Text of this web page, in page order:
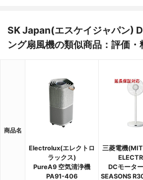
SK Japan(エスケイジャパン)
ング扇風機の類似商品：評価・
商品名
Electrolux(エレクトロ
ラックス)
PureA9 空気清浄機
PA91-406
三菱電機
DCモータ
SEASONS